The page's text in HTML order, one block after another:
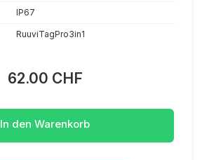
IP67
RuuviTagPro3in1
62.00 CHF
In den Warenkorb